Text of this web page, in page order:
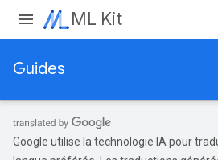
ML Kit
Guides
Google utilise la technologie IA pour